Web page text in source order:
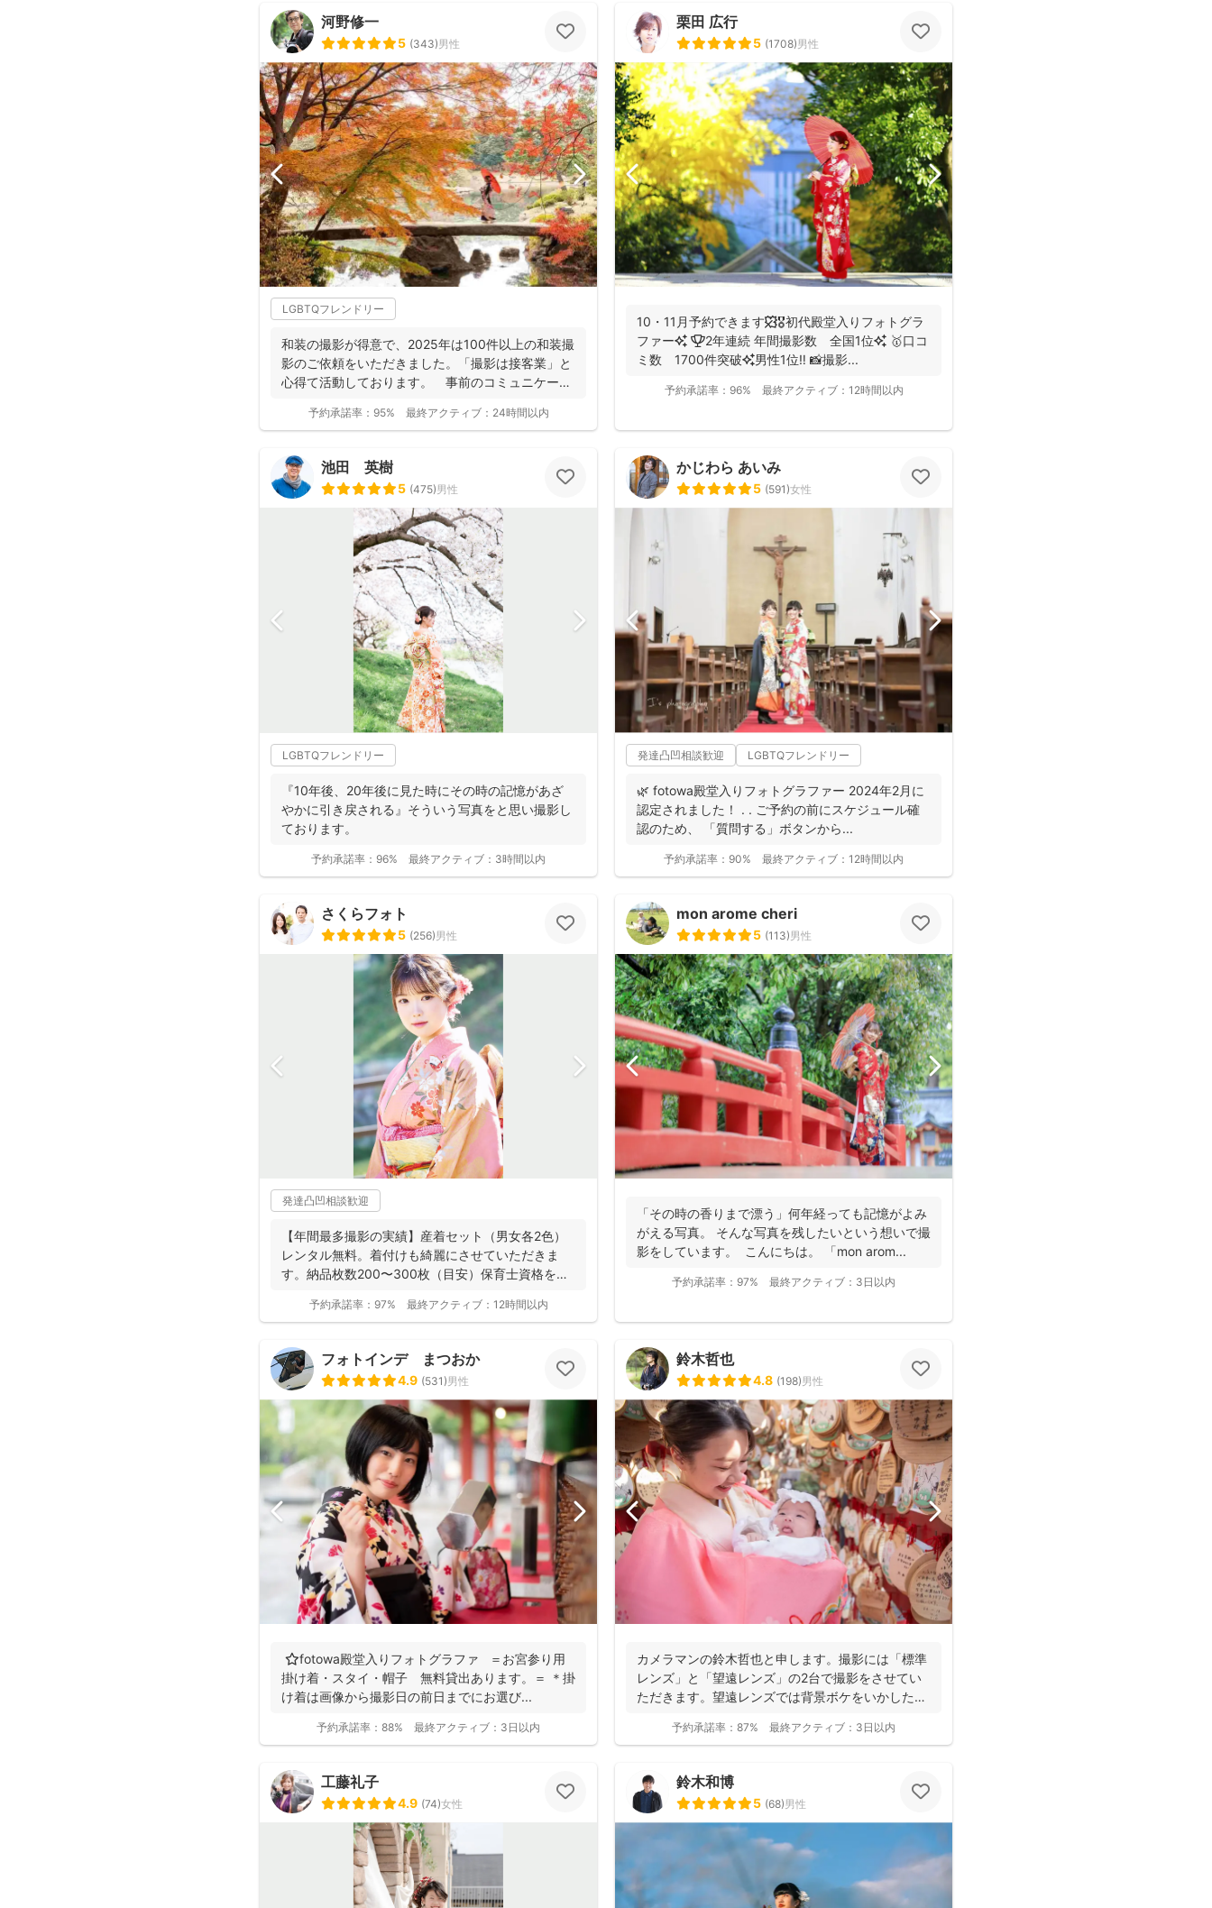
河野修一
5 (343)男性
LGBTQフレンドリー
和装の撮影が得意で、2025年は100件以上の和装撮
影のご依頼をいただきました。「撮影は接客業」と
心得て活動しております。 事前のコミュニケーシ
予約承諾率： 95% 最終アクティブ： 24時間以内
栗田 広行
5 (1708)男性
10・11月予約できます🍁🎖初代殿堂入りフォトグラ
ファー✨ 🏆2年連続 年間撮影数 全国1位✨ 🥇口コ
ミ数 1700件突破✨男性1位‼️ 📸撮影...
予約承諾率： 96% 最終アクティブ： 12時間以内
池田 英樹
5 (475)男性
LGBTQフレンドリー
『10年後、20年後に見た時にその時の記憶があざ
やかに引き戻される』そういう写真をと思い撮影し
ております。
予約承諾率： 96% 最終アクティブ： 3時間以内
かじわら あいみ
5 (591)女性
発達凸凹相談歓迎 LGBTQフレンドリー
🌿 fotowa殿堂入りフォトグラファー 2024年2月に
認定されました！ . . ご予約の前にスケジュール確
認のため、 「質問する」ボタンから...
予約承諾率： 90% 最終アクティブ： 12時間以内
さくらフォト
5 (256)男性
発達凸凹相談歓迎
【年間最多撮影の実績】産着セット（男女各2色）
レンタル無料。着付けも綺麗にさせていただきま
す。納品枚数200〜300枚（目安）保育士資格を持
予約承諾率： 97% 最終アクティブ： 12時間以内
mon arome cheri
5 (113)男性
「その時の香りまで漂う」何年経っても記憶がよみ
がえる写真。 そんな写真を残したいという想いで撮
影をしています。 こんにちは。 「mon arom...
予約承諾率： 97% 最終アクティブ： 3日以内
フォトインデ まつおか
4.9 (531)男性
⭐️fotowa殿堂入りフォトグラファ ＝お宮参り用
掛け着・スタイ・帽子 無料貸出あります。＝ ＊掛
け着は画像から撮影日の前日までにお選び...
予約承諾率： 88% 最終アクティブ： 3日以内
鈴木哲也
4.8 (198)男性
カメラマンの鈴木哲也と申します。撮影には「標準
レンズ」と「望遠レンズ」の2台で撮影をさせてい
ただきます。望遠レンズでは背景ボケをいかしたお
予約承諾率： 87% 最終アクティブ： 3日以内
工藤礼子
4.9 (74)女性
鈴木和博
5 (68)男性